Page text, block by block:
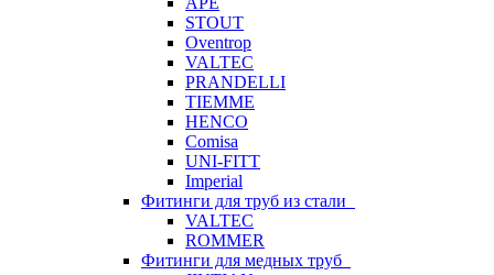
STOUT
Oventrop
VALTEC
PRANDELLI
TIEMME
HENCO
Comisa
UNI-FITT
Imperial
Фитинги для труб из стали
VALTEC
ROMMER
Фитинги для медных труб